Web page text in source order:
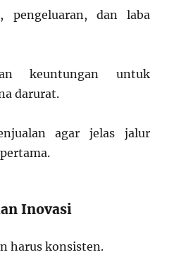
pengeluaran, dan laba
keuntungan untuk
darurat.
agar jelas jalur
Inovasi
harus konsisten.